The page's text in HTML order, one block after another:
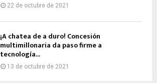
22 de octubre de 2021
¡A chatea de a duro! Concesión
multimillonaria da paso firme a
tecnología...
13 de octubre de 2021